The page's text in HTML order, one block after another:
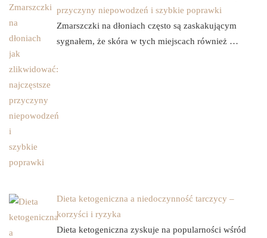
przyczyny niepowodzeń i szybkie poprawki
Zmarszczki na dłoniach często są zaskakującym
sygnałem, że skóra w tych miejscach również …
Dieta ketogeniczna a niedoczynność tarczycy –
korzyści i ryzyka
Dieta ketogeniczna zyskuje na popularności wśród